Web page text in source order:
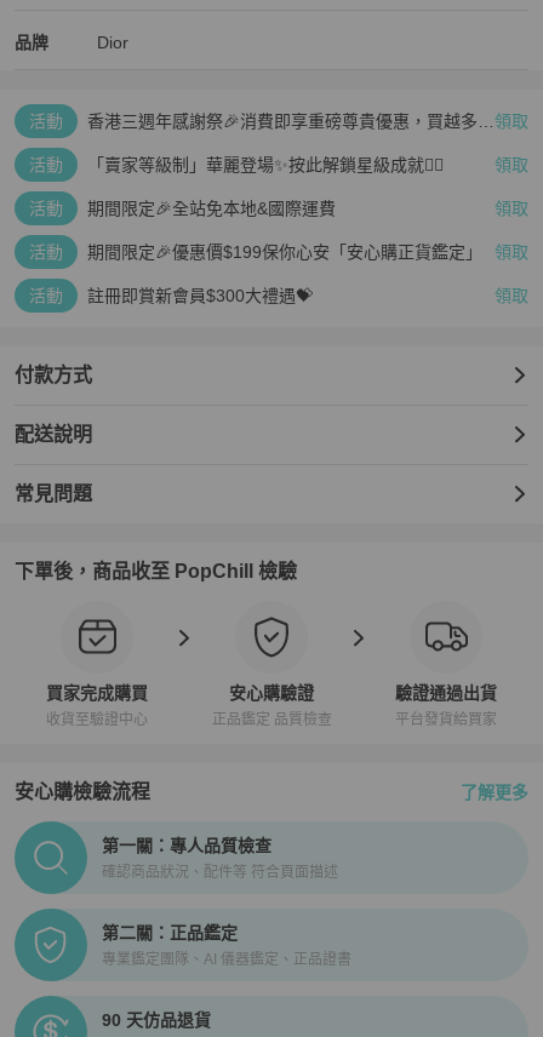
品牌
Dior精品 女包品牌介紹
Dior
Dior推薦清單
活動
香港三週年感謝祭🎉消費即享重磅尊貴優惠，買越多、 領取
活動 「賣家等級制」華麗登場✨按此解鎖星級成就👆🏻 領取
活動 期間限定🎉全站免本地&國際運費 領取
活動 期間限定🎉優惠價$199保你心安「安心購正貨鑑定」 領取
活動 註冊即賞新會員$300大禮遇💝 領取
付款方式
配送說明
常見問題
下單後，商品收至 PopChill 檢驗
買家完成購買
收貨至驗證中心
安心購驗證
正品鑑定 品質檢查
驗證通過出貨
平台發貨給買家
安心購檢驗流程 了解更多
PopChill拍拍圈正品驗證、安心購檢驗流程介紹
第一關：專人品質檢查
確認商品狀況、配件等 符合頁面描述
第二關：正品鑑定
專業鑑定團隊、AI 儀器鑑定、正品證書
90 天仿品退貨